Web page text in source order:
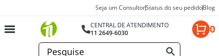
Seja um ConsultorStatus do seu pedidoBlog
CENTRAL DE ATENDIMENTO
11 2649-6030
0